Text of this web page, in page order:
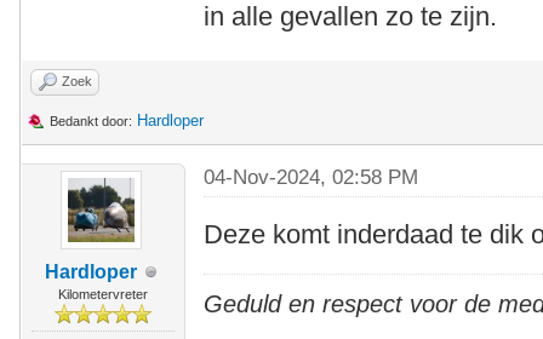
in alle gevallen zo te zijn.
Zoek
Bedankt door: Hardloper
Hardloper
Kilometervreter
04-Nov-2024, 02:58 PM
Deze komt inderdaad te dik
Geduld en respect voor de